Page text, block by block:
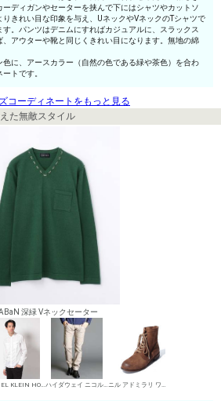
ディガンやセーターを挟んで下にはシャツやカットソ
きれい目な印象を与え、UネックやVネックのTシャツで
。パンツはデニムにすればカジュアルに、スラックス
アウターや靴と同じくきれい目になります。無地の綿
に、アースカラー（自然の色である緑や茶色）を合わ
トです。
コーディネートをもっと見る
た無敵スタイル
深緑 Vネックセーター
MICHEL KLEIN HOMME シャツ ハイダウェイ ニコル デニムパンツ・ジーンズ ニル アドミラリ ワークブーツ